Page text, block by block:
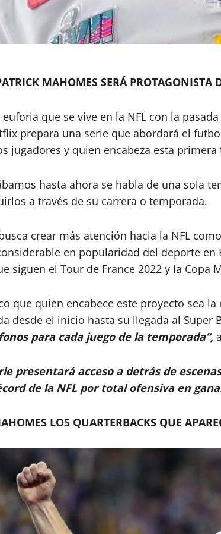
MAHOMES SERÁ PROTAGONISTA
que se vive en la NFL con la
prepara una serie que abordará el
jugadores y quien encabeza esta
hasta ahora se habla de una sola
a través de su carrera o temporada.
crear más atención hacia la NFL
en popularidad del deporte
siguen el Tour de France 2022 y la Copa
que quien encabece este proyecto sea
desde el inicio hasta su llegada al Super
para cada juego de la temporada”,
presentará acceso a detrás de
de la NFL por total ofensiva en
LOS QUARTERBACKS QUE